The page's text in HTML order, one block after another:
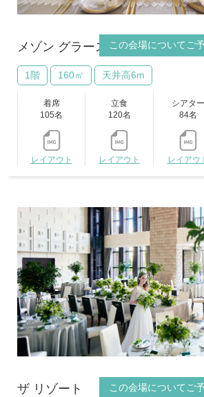
この会場についてご
メゾン グラース
1階 160㎡ 天井高6m
着席
105名
レイアウト
立食
120名
レイアウト
シアター
84名
レイアウ
この会場についてご
ザ リゾート